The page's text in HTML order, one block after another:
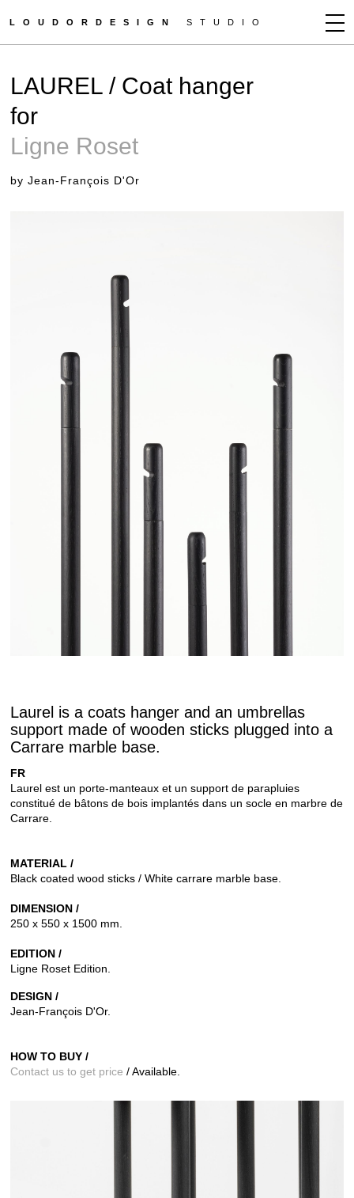
LOUDORDESIGN STUDIO
NEWS
WORKS
CLIENTS
CONTACT
LAUREL / Coat hanger
for
Ligne Roset
by Jean-François D'Or
Laurel is a coats hanger and an umbrellas
support made of wooden sticks plugged into a
Carrare marble base.
FR
Laurel est un porte-manteaux et un support de parapluies
constitué de bâtons de bois implantés dans un socle en marbre de
Carrare.
MATERIAL /
Black coated wood sticks / White carrare marble base.
DIMENSION /
250 x 550 x 1500 mm.
EDITION /
Ligne Roset Edition.
DESIGN /
Jean-François D'Or.
HOW TO BUY /
Contact us to get price / Available.